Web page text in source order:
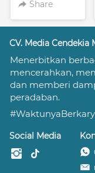
Share
CV. Media Cendekia
Menerbitkan
mencerahkan,
dan memberi
peradaban.
Social Media